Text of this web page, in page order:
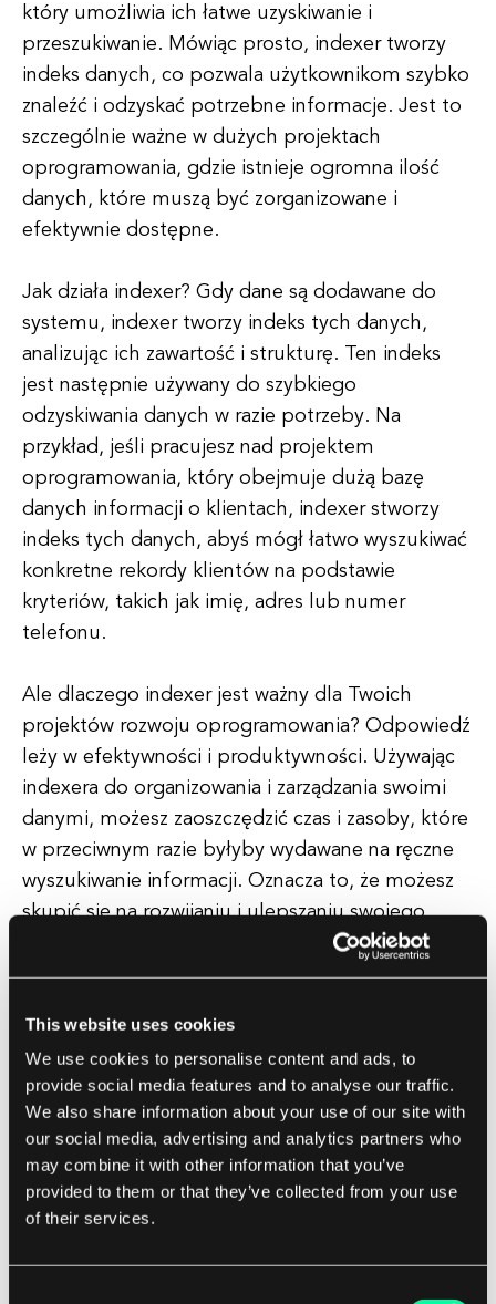
This website uses cookies
We use cookies to personalise content and ads, to
provide social media features and to analyse our traffic.
We also share information about your use of our site with
our social media, advertising and analytics partners who
may combine it with other information that you’ve
provided to them or that they’ve collected from your use
of their services.
który umożliwia ich łatwe uzyskiwanie i
przeszukiwanie. Mówiąc prosto, indexer tworzy
indeks danych, co pozwala użytkownikom szybko
znaleźć i odzyskać potrzebne informacje. Jest to
szczególnie ważne w dużych projektach
oprogramowania, gdzie istnieje ogromna ilość
danych, które muszą być zorganizowane i
efektywnie dostępne.
Jak działa indexer? Gdy dane są dodawane do
systemu, indexer tworzy indeks tych danych,
analizując ich zawartość i strukturę. Ten indeks
jest następnie używany do szybkiego
odzyskiwania danych w razie potrzeby. Na
przykład, jeśli pracujesz nad projektem
oprogramowania, który obejmuje dużą bazę
danych informacji o klientach, indexer stworzy
indeks tych danych, abyś mógł łatwo wyszukiwać
konkretne rekordy klientów na podstawie
kryteriów, takich jak imię, adres lub numer
telefonu.
Ale dlaczego indexer jest ważny dla Twoich
projektów rozwoju oprogramowania? Odpowiedź
leży w efektywności i produktywności. Używając
indexera do organizowania i zarządzania swoimi
danymi, możesz zaoszczędzić czas i zasoby, które
w przeciwnym razie byłyby wydawane na ręczne
wyszukiwanie informacji. Oznacza to, że możesz
skupić się na rozwijaniu i ulepszaniu swojego
oprogramowania, zamiast grzebać w szczegółach
zarządzania danymi.
Dodatkowo, indexer może również poprawić
ogólne działanie Twojego oprogramowania,
optymalizując odzyskiwanie danych. Tworząc
indeks danych, indexer może szybko zlokalizować
potrzebne informacje, skracając czas potrzebny
na dostęp do danych. Może to prowadzić do
szybszych czasów reakcji i bardziej płynnego